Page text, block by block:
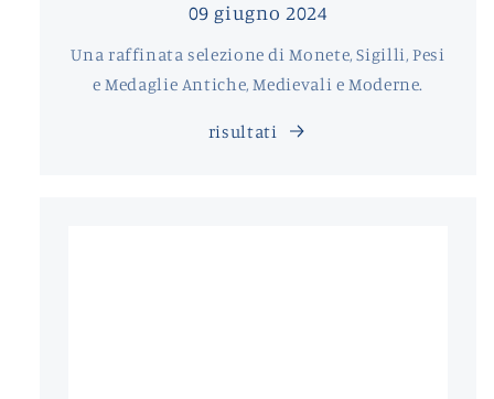
09 giugno 2024
Una raffinata selezione di Monete, Sigilli, Pesi
e Medaglie Antiche, Medievali e Moderne.
risultati